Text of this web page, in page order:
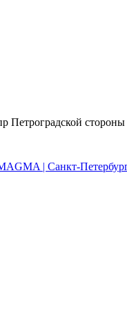
Петроградской стороны